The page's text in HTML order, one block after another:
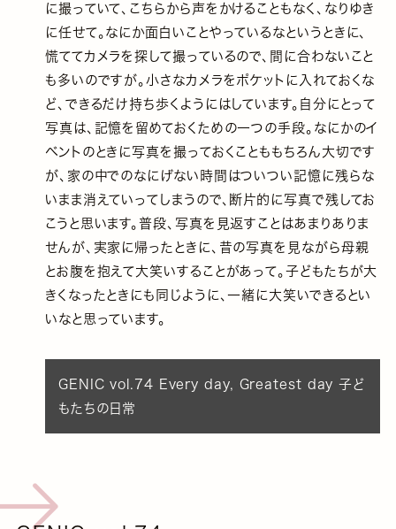
に撮っていて、こちらから声をかけることもなく、なりゆき
に任せて。なにか面白いことやっているなというときに、
慌ててカメラを探して撮っているので、間に合わないこと
も多いのですが。小さなカメラをポケットに入れておくな
ど、できるだけ持ち歩くようにはしています。自分にとって
写真は、記憶を留めておくための一つの手段。なにかのイ
ベントのときに写真を撮っておくことももちろん大切です
が、家の中でのなにげない時間はついつい記憶に残らな
いまま消えていってしまうので、断片的に写真で残してお
こうと思います。普段、写真を見返すことはあまりありま
せんが、実家に帰ったときに、昔の写真を見ながら母親
とお腹を抱えて大笑いすることがあって。子どもたちが大
きくなったときにも同じように、一緒に大笑いできるとい
いなと思っています。
GENIC vol.74 Every day, Greatest day 子ど
もたちの日常